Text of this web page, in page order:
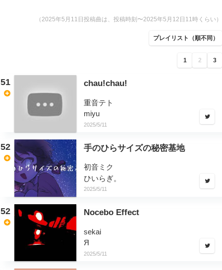
（2025年5月11日投稿曲は、投稿時刻〜2025年5月12日11時くらい）
プレイリスト（順不同）
1 2 3
51 chau!chau!
重音テト
miyu
2025/5/11
52 手のひらサイズの秘密基地
初音ミク
ひいらぎ。
2025/5/11
52 Nocebo Effect
sekai
Я
2025/5/11